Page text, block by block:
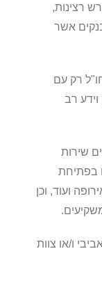
רצינות,
אשר
רק עם
רב
שירות
בפתיחת
ועוד, וכן
ו/או צוות